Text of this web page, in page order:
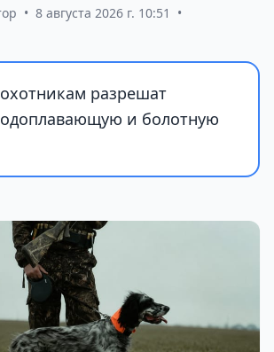
• 8 августа 2026 г. 10:51
•
охотникам разрешат
и болотную